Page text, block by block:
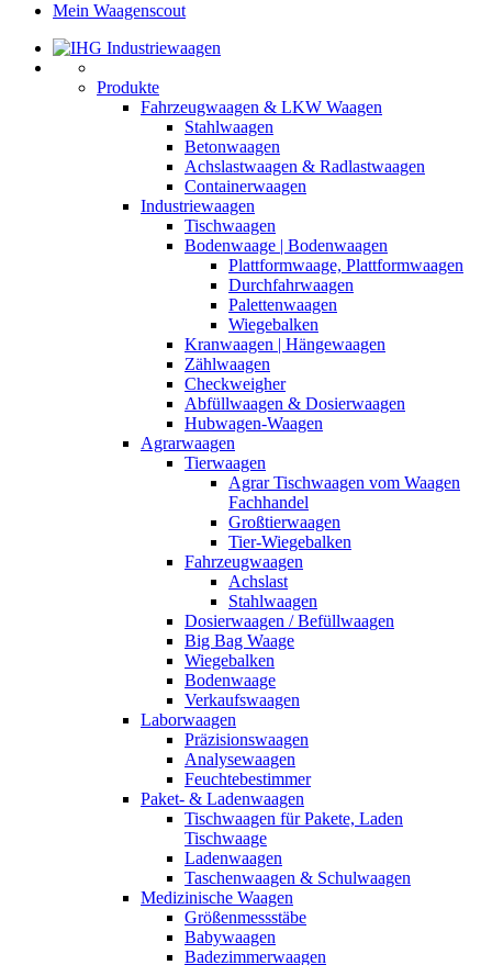
Mein Waagenscout
Produkte
Fahrzeugwaagen & LKW Waagen
Stahlwaagen
Betonwaagen
Achslastwaagen & Radlastwaagen
Containerwaagen
Industriewaagen
Tischwaagen
Bodenwaage | Bodenwaagen
Plattformwaage, Plattformwaagen
Durchfahrwaagen
Palettenwaagen
Wiegebalken
Kranwaagen | Hängewaagen
Zählwaagen
Checkweigher
Abfüllwaagen & Dosierwaagen
Hubwagen-Waagen
Agrarwaagen
Tierwaagen
Agrar Tischwaagen vom Waagen
Fachhandel
Großtierwaagen
Tier-Wiegebalken
Fahrzeugwaagen
Achslast
Stahlwaagen
Dosierwaagen / Befüllwaagen
Big Bag Waage
Wiegebalken
Bodenwaage
Verkaufswaagen
Laborwaagen
Präzisionswaagen
Analysewaagen
Feuchtebestimmer
Paket- & Ladenwaagen
Tischwaagen für Pakete, Laden
Tischwaage
Ladenwaagen
Taschenwaagen & Schulwaagen
Medizinische Waagen
Größenmessstäbe
Babywaagen
Badezimmerwaagen